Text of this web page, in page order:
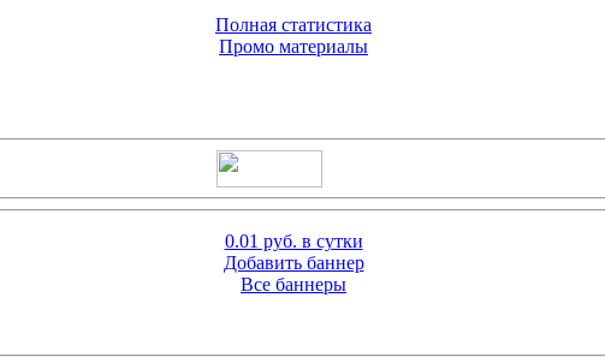
Полная статистика
Промо материалы
0.01 руб. в сутки
Добавить баннер
Все баннеры